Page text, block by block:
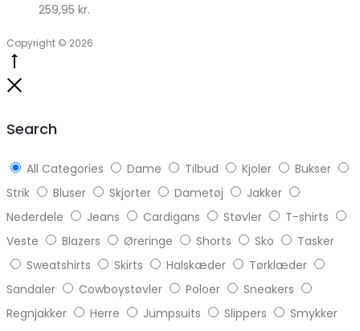
259,95 kr.
Copyright © 2026
Search
All Categories Dame Tilbud Kjoler
Bukser
Strik
Bluser Skjorter Dametøj
Jakker
Nederdele
Jeans Cardigans Støvler
T-shirts
Veste
Blazers Øreringe Shorts Sko
Tasker
Sweatshirts
Skirts Halskæder
Tørklæder
Sandaler
Cowboystøvler Poloer
Sneakers
Regnjakker
Herre Jumpsuits Slippers
Smykker